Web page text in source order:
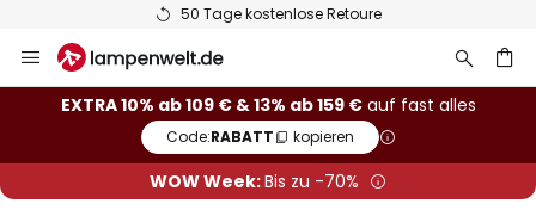
50 Tage kostenlose Retoure
Inhalt
springen
EXTRA 10% ab 109 € & 13% ab 159 €auf fast alles
Code:RABATT kopieren
WOW Week:Bis zu -70%